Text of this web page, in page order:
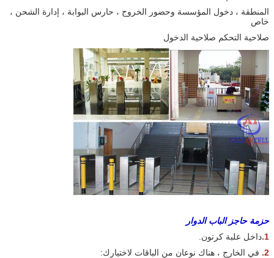
المنطقة ، دخول المؤسسة وحضور الخروج ، حارس البوابة ، إدارة الشحن ،
خاص
صلاحية التحكم صلاحية الدخول
حزمة حاجز الباب الدوار
1. داخل علبة كرتون.
2. في الخارج ، هناك نوعان من الباقات لاختيارك: